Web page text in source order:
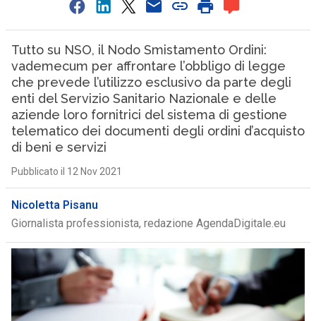
Tutto su NSO, il Nodo Smistamento Ordini:
vademecum per affrontare l’obbligo di legge
che prevede l’utilizzo esclusivo da parte degli
enti del Servizio Sanitario Nazionale e delle
aziende loro fornitrici del sistema di gestione
telematico dei documenti degli ordini d’acquisto
di beni e servizi
Pubblicato il 12 Nov 2021
Nicoletta Pisanu
Giornalista professionista, redazione AgendaDigitale.eu